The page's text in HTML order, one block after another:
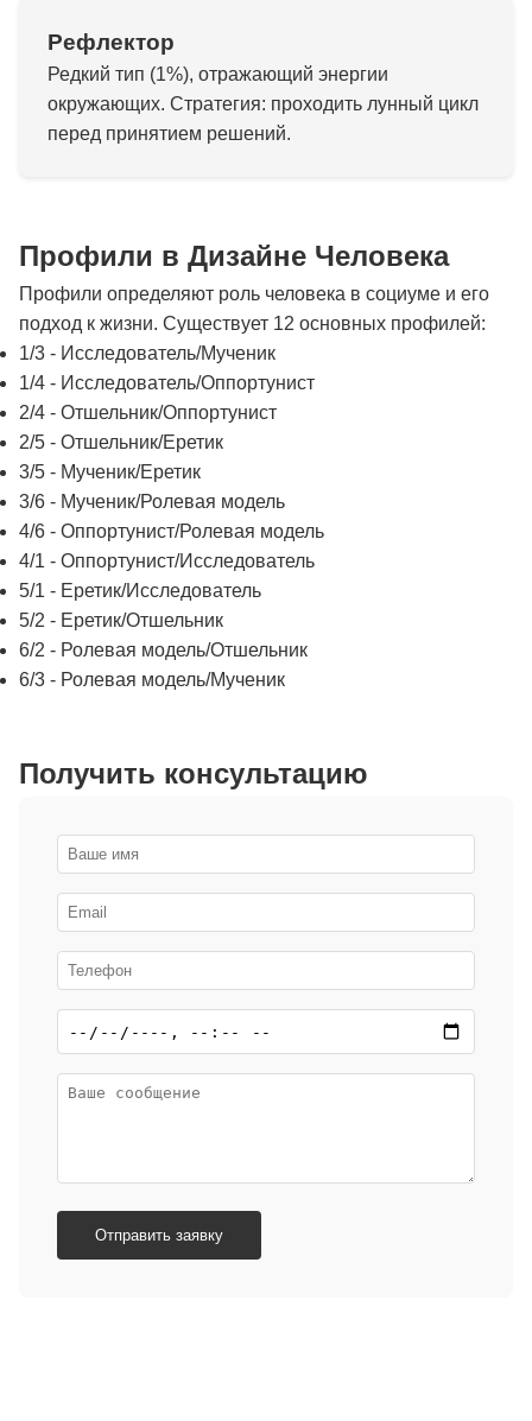
Рефлектор
Редкий тип (1%), отражающий энергии
окружающих. Стратегия: проходить лунный цикл
перед принятием решений.
Профили в Дизайне Человека
Профили определяют роль человека в социуме и его
подход к жизни. Существует 12 основных профилей:
1/3 - Исследователь/Мученик
1/4 - Исследователь/Оппортунист
2/4 - Отшельник/Оппортунист
2/5 - Отшельник/Еретик
3/5 - Мученик/Еретик
3/6 - Мученик/Ролевая модель
4/6 - Оппортунист/Ролевая модель
4/1 - Оппортунист/Исследователь
5/1 - Еретик/Исследователь
5/2 - Еретик/Отшельник
6/2 - Ролевая модель/Отшельник
6/3 - Ролевая модель/Мученик
Получить консультацию
Отправить заявку